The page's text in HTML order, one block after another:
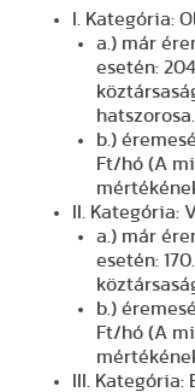
I. Kategória:
a.) már
esetén:
b.)
Ft/hó (A
II. Kategória:
a.) már
esetén:
b.)
Ft/hó (A
III.